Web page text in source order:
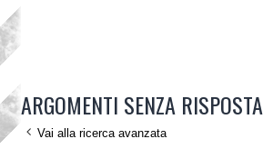
ARGOMENTI SENZA RISPOSTA
Vai alla ricerca avanzata